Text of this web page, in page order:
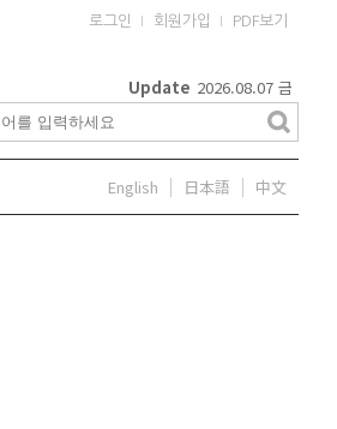
로그인 회원가입 PDF보기
Update 2026.08.07 금
English 日本語 中文